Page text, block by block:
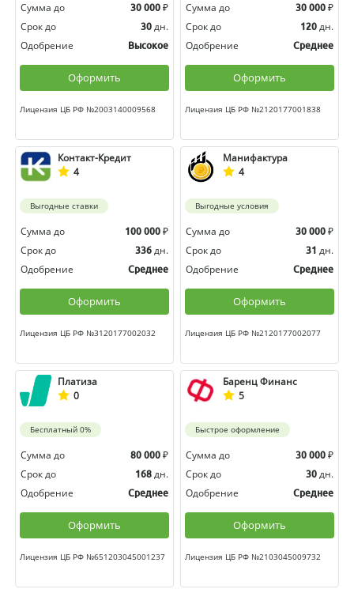
Сумма до 30 000 ₽
Срок до
30 дн.
Одобрение
Высокое
Оформить
Лицензия ЦБ РФ №2003140009568
Сумма до 30 000 ₽
Срок до
120 дн.
Одобрение
Среднее
Оформить
Лицензия ЦБ РФ №2120177001838
Контакт-Кредит
4
Выгодные ставки
Сумма до 100 000 ₽
Срок до
336 дн.
Одобрение
Среднее
Оформить
Лицензия ЦБ РФ №3120177002032
Манифактура
4
Выгодные условия
Сумма до 30 000 ₽
Срок до
31 дн.
Одобрение
Среднее
Оформить
Лицензия ЦБ РФ №2120177002077
Платиза
0
Бесплатный 0%
Сумма до 80 000 ₽
Срок до
168 дн.
Одобрение
Среднее
Оформить
Лицензия ЦБ РФ №651203045001237
Баренц Финанс
5
Быстрое оформление
Сумма до 30 000 ₽
Срок до
30 дн.
Одобрение
Среднее
Оформить
Лицензия ЦБ РФ №2103045009732